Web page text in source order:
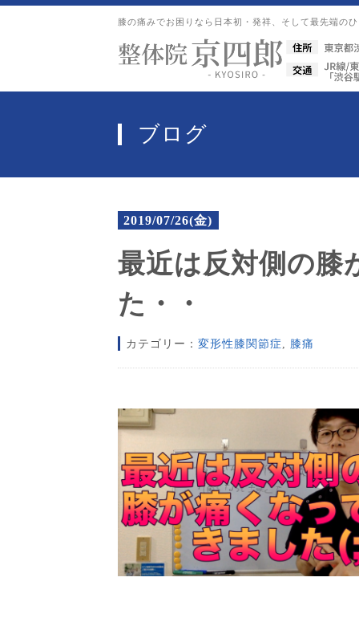
膝の痛みでお困りなら日本初・発祥、 そして最先端の
ブログ
2019/07/26(金)
最近は反対側の膝
た・・
カテゴリー： 変形性膝関節症 膝痛